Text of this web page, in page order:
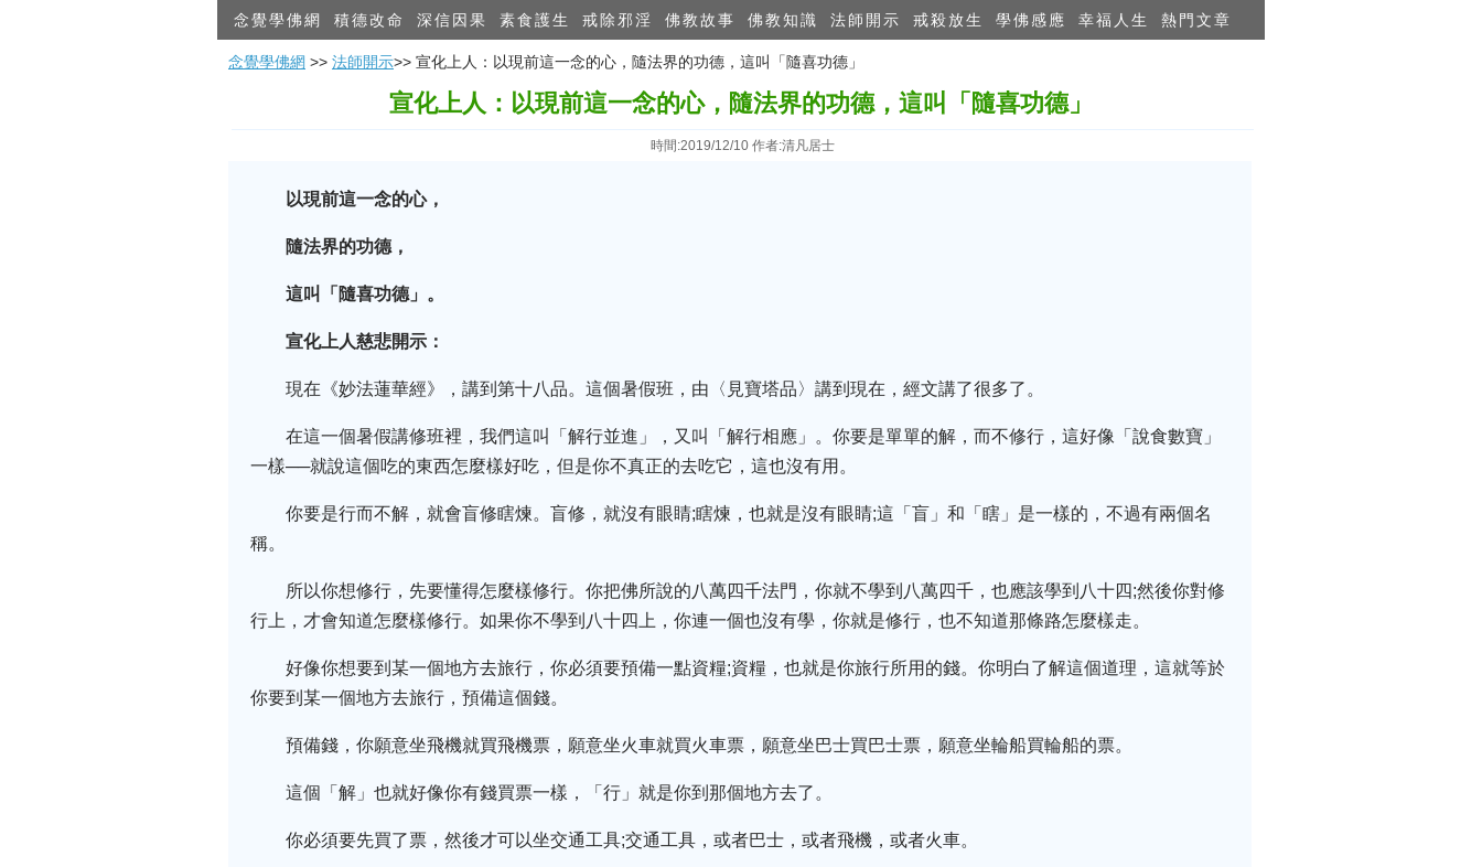
念覺學佛網 積德改命 深信因果 素食護生 戒除邪淫 佛教故事 佛教知識 法師開示 戒殺放生 學佛感應 幸福人生 熱門文章
念覺學佛網 >> 法師開示>> 宣化上人：以現前這一念的心，隨法界的功德，這叫「隨喜功德」
宣化上人：以現前這一念的心，隨法界的功德，這叫「隨喜功德」
時間:2019/12/10 作者:清凡居士
以現前這一念的心，
隨法界的功德，
這叫「隨喜功德」。
宣化上人慈悲開示：
現在《妙法蓮華經》，講到第十八品。這個暑假班，由〈見寶塔品〉講到現在，經文講了很多了。
在這一個暑假講修班裡，我們這叫「解行並進」，又叫「解行相應」。你要是單單的解，而不修行，這好像「說食數寶」
一樣──就說這個吃的東西怎麼樣好吃，但是你不真正的去吃它，這也沒有用。
你要是行而不解，就會盲修瞎煉。盲修，就沒有眼睛;瞎煉，也就是沒有眼睛;這「盲」和「瞎」是一樣的，不過有兩個名
稱。
所以你想修行，先要懂得怎麼樣修行。你把佛所說的八萬四千法門，你就不學到八萬四千，也應該學到八十四;然後你對修
行上，才會知道怎麼樣修行。如果你不學到八十四上，你連一個也沒有學，你就是修行，也不知道那條路怎麼樣走。
好像你想要到某一個地方去旅行，你必須要預備一點資糧;資糧，也就是你旅行所用的錢。你明白了解這個道理，這就等於
你要到某一個地方去旅行，預備這個錢。
預備錢，你願意坐飛機就買飛機票，願意坐火車就買火車票，願意坐巴士買巴士票，願意坐輪船買輪船的票。
這個「解」也就好像你有錢買票一樣，「行」就是你到那個地方去了。
你必須要先買了票，然後才可以坐交通工具;交通工具，或者巴士，或者飛機，或者火車。